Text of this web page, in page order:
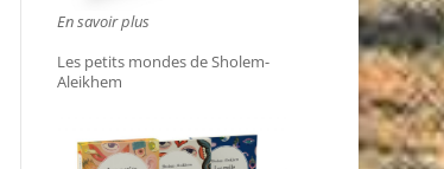
En savoir plus
Les petits mondes de Sholem-
Aleikhem